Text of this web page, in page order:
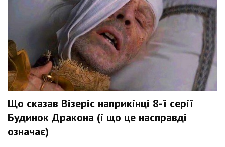
Що сказав Візеріс наприкінці 8-ї серії
Будинок Дракона (і що це насправді
означає)